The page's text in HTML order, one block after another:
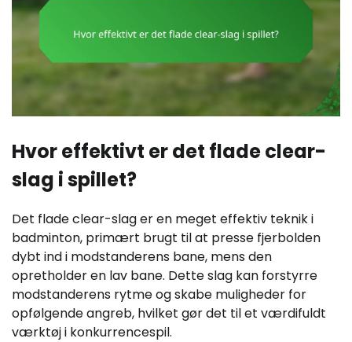
Hvor effektivt er det flade clear-
slag i spillet?
Det flade clear-slag er en meget effektiv teknik i
badminton, primært brugt til at presse fjerbolden
dybt ind i modstanderens bane, mens den
opretholder en lav bane. Dette slag kan forstyrre
modstanderens rytme og skabe muligheder for
opfølgende angreb, hvilket gør det til et værdifuldt
værktøj i konkurrencespil.